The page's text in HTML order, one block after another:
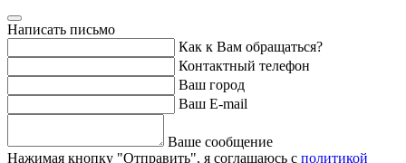
Написать письмо
Как к Вам обращаться?
Контактный телефон
Ваш город
Ваш E-mail
Ваше сообщение
Нажимая кнопку "Отправить", я соглашаюсь с политикой